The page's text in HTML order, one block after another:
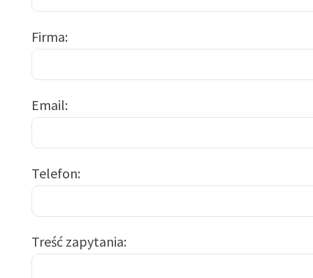
Firma
Email
Telefon
Treść zapytania